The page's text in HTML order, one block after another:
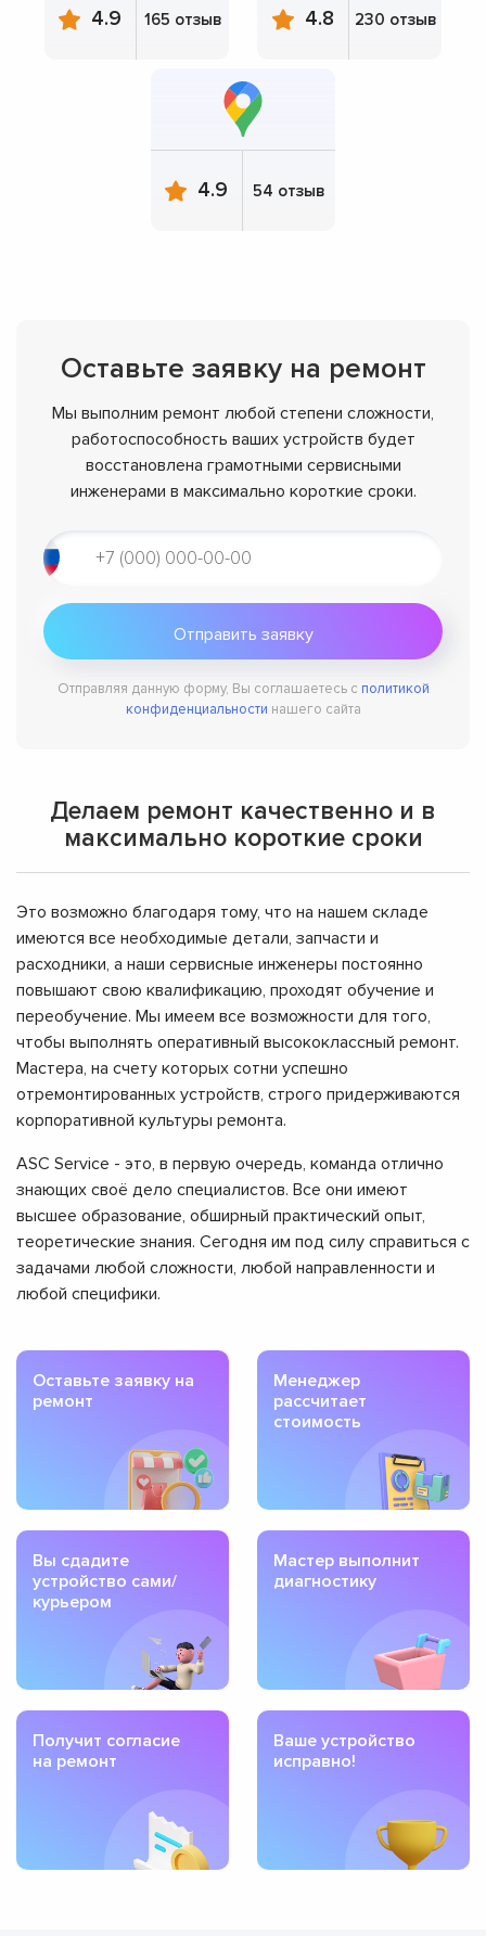
4.9 165 отзыв 4.8 230 отзыв
4.9 54 отзыв
Оставьте заявку на ремонт
Мы выполним ремонт любой степени сложности,
работоспособность ваших устройств будет
восстановлена грамотными сервисными
инженерами в максимально короткие сроки.
Отправляя данную форму, Вы соглашаетесь с политикой
конфиденциальности нашего сайта
Делаем ремонт качественно и в
максимально короткие сроки
Это возможно благодаря тому, что на нашем складе
имеются все необходимые детали, запчасти и
расходники, а наши сервисные инженеры постоянно
повышают свою квалификацию, проходят обучение и
переобучение. Мы имеем все возможности для того,
чтобы выполнять оперативный высококлассный ремонт.
Мастера, на счету которых сотни успешно
отремонтированных устройств, строго придерживаются
корпоративной культуры ремонта.
ASC Service - это, в первую очередь, команда отлично
знающих своё дело специалистов. Все они имеют
высшее образование, обширный практический опыт,
теоретические знания. Сегодня им под силу справиться с
задачами любой сложности, любой направленности и
любой специфики.
Оставьте заявку на
ремонт
Менеджер
рассчитает
стоимость
Вы сдадите
устройство сами/
курьером
Мастер выполнит
диагностику
Получит согласие
на ремонт
Ваше устройство
исправно!